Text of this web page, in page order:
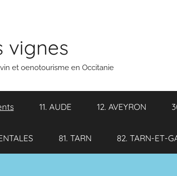
vignes
et oenotourisme en Occitanie
11. AUDE 12. AVEYRON
81. TARN 82. TARN-ET-